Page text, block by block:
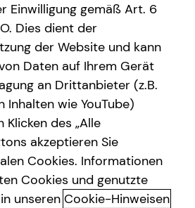
Beratung auch.
du von mir Antworten auf
im digitalen Gespräch.
Einwilligung gemäß Art. 6
Dies dient der
der Website und kann
Daten auf Ihrem Gerät
an Drittanbieter (z.B.
wie YouTube)
des „Alle
akzeptieren Sie
Cookies. Informationen
Cookies und genutzte
unseren Cookie-Hinweisen